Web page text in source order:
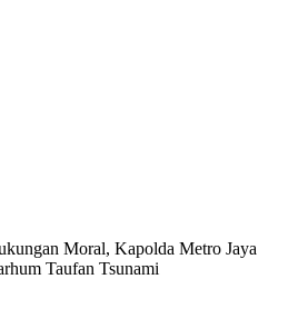
Moral, Kapolda Metro Jaya
Taufan Tsunami